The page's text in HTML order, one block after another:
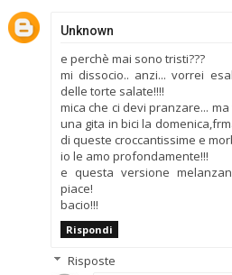
Unknown
e perchè mai sono tristi???
mi dissocio.. anzi... vorrei
delle torte salate!!!!
mica che ci devi pranzare...
una gita in bici la
di queste croccantissime e
io le amo profondamente!!!
e questa versione
piace!
bacio!!!
Rispondi
Risposte